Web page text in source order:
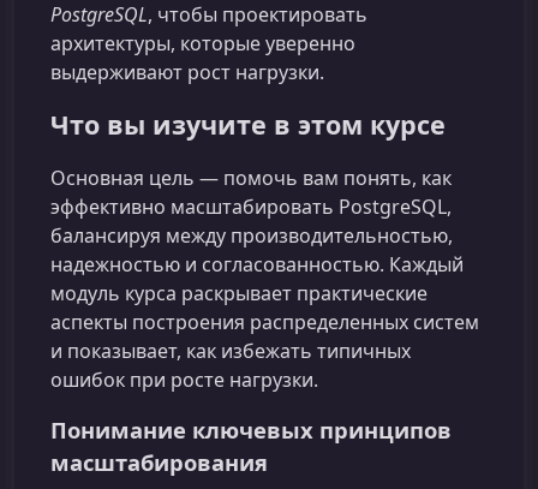
PostgreSQL, чтобы проектировать
архитектуры, которые уверенно
выдерживают рост нагрузки.
Что вы изучите в этом курсе
Основная цель — помочь вам понять, как
эффективно масштабировать PostgreSQL,
балансируя между производительностью,
надежностью и согласованностью. Каждый
модуль курса раскрывает практические
аспекты построения распределенных систем
и показывает, как избежать типичных
ошибок при росте нагрузки.
Понимание ключевых принципов
масштабирования